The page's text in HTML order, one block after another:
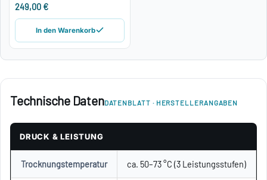
249,00 €
In den Warenkorb
Technische DatenDATENBLATT · HERSTELLERANGABEN
DRUCK & LEISTUNG
Trocknungstemperatur ca. 50–73 °C (3 Leistungsstufen)